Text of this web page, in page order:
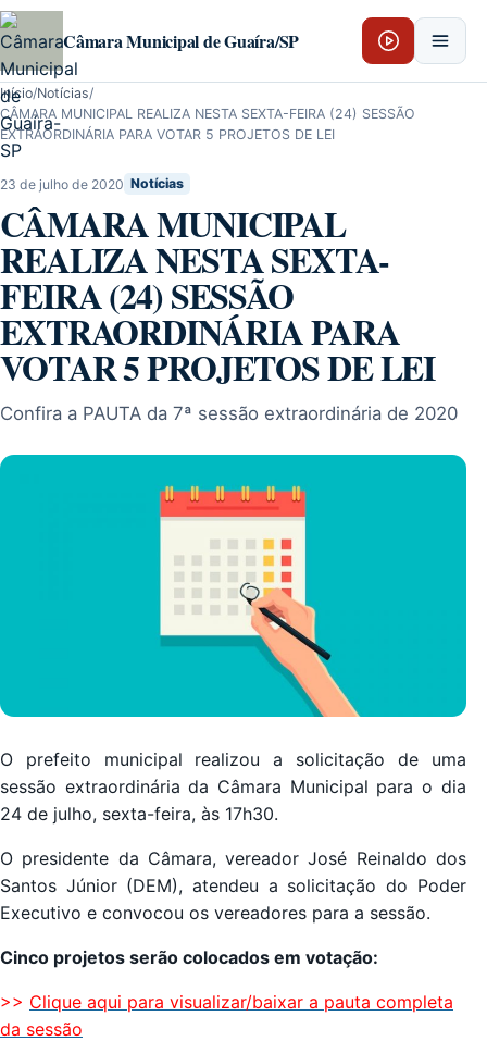
Pular para o conteúdo
Câmara Municipal de Guaíra/SP
Início/Notícias/
CÂMARA MUNICIPAL REALIZA NESTA SEXTA-FEIRA (24) SESSÃO
EXTRAORDINÁRIA PARA VOTAR 5 PROJETOS DE LEI
23 de julho de 2020 Notícias
CÂMARA MUNICIPAL
REALIZA NESTA SEXTA-
FEIRA (24) SESSÃO
EXTRAORDINÁRIA PARA
VOTAR 5 PROJETOS DE LEI
Confira a PAUTA da 7ª sessão extraordinária de 2020
O prefeito municipal realizou a solicitação de uma
sessão extraordinária da Câmara Municipal para o dia
24 de julho, sexta-feira, às 17h30.
O presidente da Câmara, vereador José Reinaldo dos
Santos Júnior (DEM), atendeu a solicitação do Poder
Executivo e convocou os vereadores para a sessão.
Cinco projetos serão colocados em votação:
>> Clique aqui para visualizar/baixar a pauta completa
da sessão